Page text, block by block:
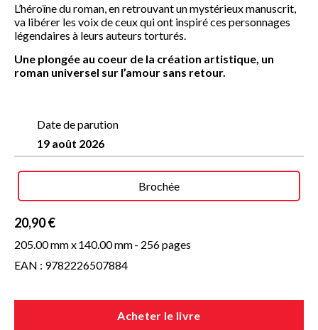
L’héroïne du roman, en retrouvant un mystérieux manuscrit,
va libérer les voix de ceux qui ont inspiré ces personnages
légendaires à leurs auteurs torturés.
Une plongée au coeur de la création artistique, un
roman universel sur l’amour sans retour.
Date de parution
19 août 2026
Brochée
20,90 €
205.00 mm x140.00 mm- 256 pages
EAN : 9782226507884
Acheter le livre